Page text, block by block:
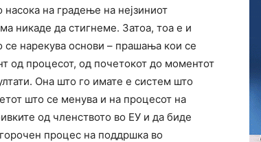
на градење на нејзиниот
никаде да стигнеме. Затоа, тоа е и
нарекува основи – прашања кои се
од процесот, од почетокот до моментот
Она што го имате е систем што
што се менува и на процесот на
од членството во ЕУ и да биде
процес на поддршка во